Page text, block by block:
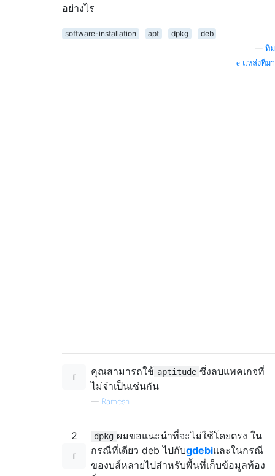
อย่างไร
software-installation apt dpkg
deb
ทิม
แหล่งที่มา
คุณสามารถใช้ aptitude ซึ่งลบแพคเกจที่
ไม่จำเป็นเช่นกัน
— Ramesh
2 dpkg ผมขอแนะนำที่จะไม่ใช้โดยตรง ใน
กรณีที่เดียว deb ไปกับgdebiและในกรณี
ของบส์หลายไปสำหรับพื้นที่เก็บข้อมูลท้อง